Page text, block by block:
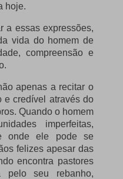
hoje.
a essas expressões,
vida do homem de
compreensão e
apenas a recitar o
e credível através do
Quando o homem
imperfeitas,
onde ele pode se
felizes apesar das
encontra pastores
seu rebanho,